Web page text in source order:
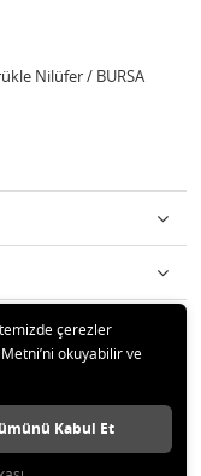
Nilüfer / BURSA
saklıdır.
çerezler
okuyabilir ve
Kabul Et